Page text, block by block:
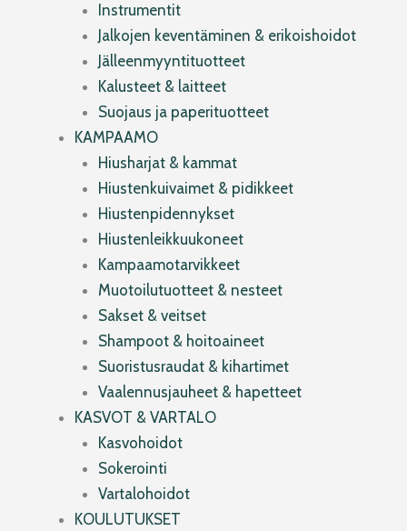
Instrumentit
Jalkojen keventäminen & erikoishoidot
Jälleenmyyntituotteet
Kalusteet & laitteet
Suojaus ja paperituotteet
KAMPAAMO
Hiusharjat & kammat
Hiustenkuivaimet & pidikkeet
Hiustenpidennykset
Hiustenleikkuukoneet
Kampaamotarvikkeet
Muotoilutuotteet & nesteet
Sakset & veitset
Shampoot & hoitoaineet
Suoristusraudat & kihartimet
Vaalennusjauheet & hapetteet
KASVOT & VARTALO
Kasvohoidot
Sokerointi
Vartalohoidot
KOULUTUKSET